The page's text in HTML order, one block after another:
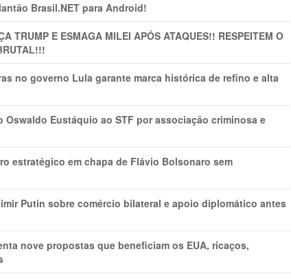
Brasil.NET para Android!
TRUMP E ESMAGA MILEI APÓS ATAQUES!! RESPEITEM O
no governo Lula garante marca histórica de refino e alta
Oswaldo Eustáquio ao STF por associação criminosa e
estratégico em chapa de Flávio Bolsonaro sem
Putin sobre comércio bilateral e apoio diplomático antes
nove propostas que beneficiam os EUA, ricaços,